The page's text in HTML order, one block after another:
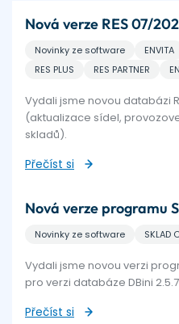
Nová verze RES 07/
Novinky ze software ENVITA
RES PLUS
RES PARTNER
Vydali jsme novou databázi
(aktualizace sídel,
skladů).
Přečíst si
Nová verze programu
Novinky ze software SKLAD
Vydali jsme novou verzi
pro verzi databáze DBini
Přečíst si